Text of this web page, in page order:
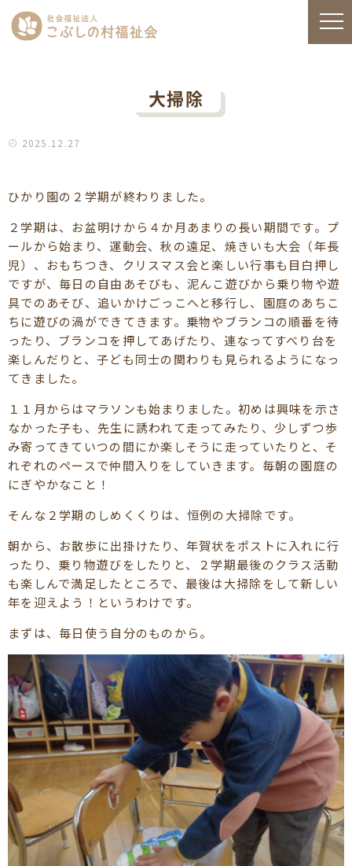
大掃除
2025.12.27
ひかり園の２学期が終わりました。
２学期は、お盆明けから４か月あまりの長い期間です。プ
ールから始まり、運動会、秋の遠足、焼きいも大会（年長
児）、おもちつき、クリスマス会と楽しい行事も目白押し
ですが、毎日の自由あそびも、泥んこ遊びから乗り物や遊
具でのあそび、追いかけごっこへと移行し、園庭のあちこ
ちに遊びの渦ができてきます。乗物やブランコの順番を待
ったり、ブランコを押してあげたり、連なってすべり台を
楽しんだりと、子ども同士の関わりも見られるようになっ
てきました。
１１月からはマラソンも始まりました。初めは興味を示さ
なかった子も、先生に誘われて走ってみたり、少しずつ歩
み寄ってきていつの間にか楽しそうに走っていたりと、そ
れぞれのペースで仲間入りをしていきます。毎朝の園庭の
にぎやかなこと！
そんな２学期のしめくくりは、恒例の大掃除です。
朝から、お散歩に出掛けたり、年賀状をポストに入れに行
ったり、乗り物遊びをしたりと、２学期最後のクラス活動
も楽しんで満足したところで、最後は大掃除をして新しい
年を迎えよう！というわけです。
まずは、毎日使う自分のものから。